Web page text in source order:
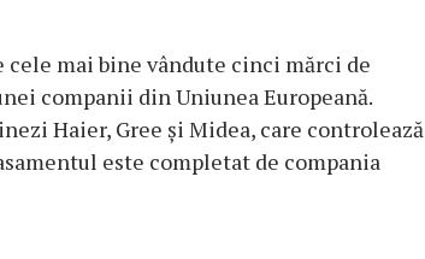
mai bine vândute cinci mărci de
companii din Uniunea Europeană.
Haier, Gree şi Midea, care controlează
este completat de compania